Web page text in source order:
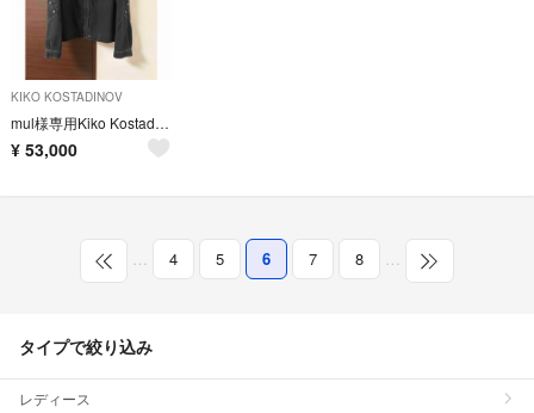
KIKO KOSTADINOV
mul様専用Kiko Kostadinov × Levi’s デニムジャケット
¥ 53,000
… 4 5 6 7 8 …
タイプで絞り込み
レディース